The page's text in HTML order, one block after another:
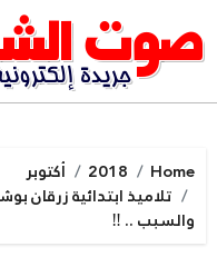
to
content
Home
2018
أكتوبر
تلاميذ ابتدائية زرقان
والسبب .. ‼